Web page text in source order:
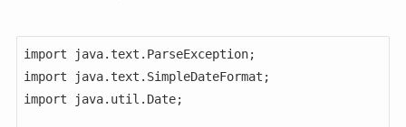
import java.text.ParseException;
import java.text.SimpleDateFormat;
import java.util.Date;